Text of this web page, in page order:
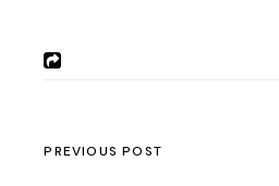
PREVIOUS POST